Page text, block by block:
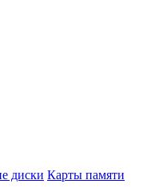
диски Карты памяти